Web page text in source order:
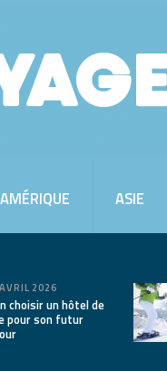
AMÉRIQUE ASIE
2026
choisir un hôtel de
pour son futur